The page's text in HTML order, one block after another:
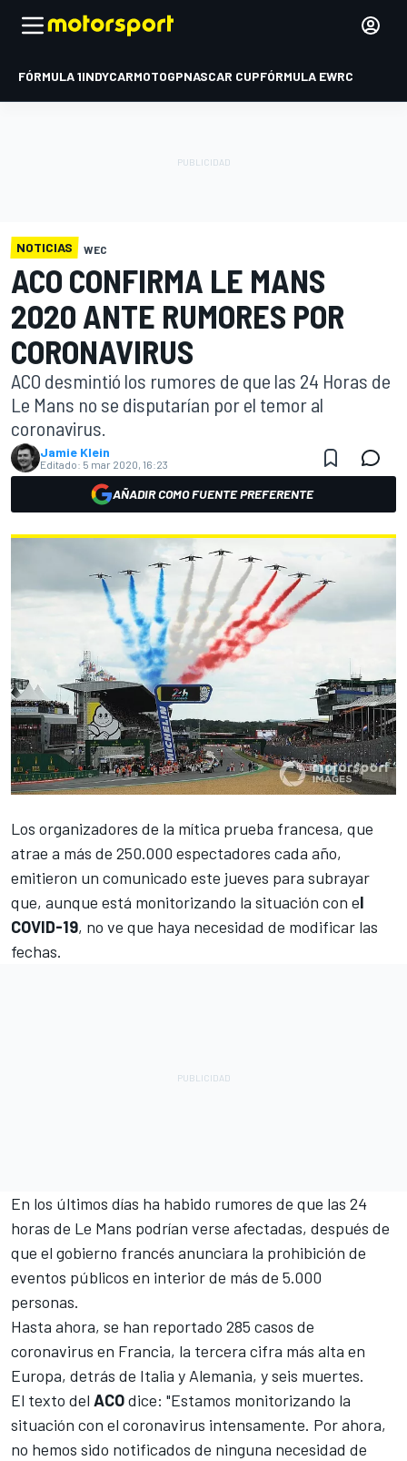
FÓRMULA 1INDYCARMOTOGPNASCAR CUPFÓRMULA EWRC
NOTICIAS WEC
ACO CONFIRMA LE MANS
2020 ANTE RUMORES POR
CORONAVIRUS
ACO desmintió los rumores de que las 24 Horas de
Le Mans no se disputarían por el temor al
coronavirus.
Jamie Klein
Editado: 5 mar 2020, 16:23
AÑADIR COMO FUENTE PREFERENTE
Los organizadores de la mítica prueba francesa, que
atrae a más de 250.000 espectadores cada año,
emitieron un comunicado este jueves para subrayar
que, aunque está monitorizando la situación con el
COVID-19, no ve que haya necesidad de modificar las
fechas.
En los últimos días ha habido rumores de que las 24
horas de Le Mans podrían verse afectadas, después de
que el gobierno francés anunciara la prohibición de
eventos públicos en interior de más de 5.000
personas.
Hasta ahora, se han reportado 285 casos de
coronavirus en Francia, la tercera cifra más alta en
Europa, detrás de Italia y Alemania, y seis muertes.
El texto del ACOdice: "Estamos monitorizando la
situación con el coronavirus intensamente. Por ahora,
no hemos sido notificados de ninguna necesidad de